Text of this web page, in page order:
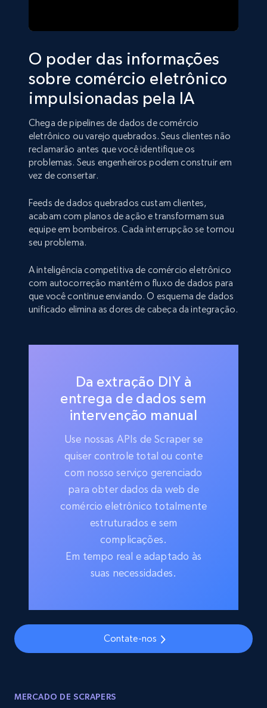
O poder das informações
sobre comércio eletrônico
impulsionadas pela IA
Chega de pipelines de dados de comércio
eletrônico ou varejo quebrados. Seus clientes não
reclamarão antes que você identifique os
problemas. Seus engenheiros podem construir em
vez de consertar.
Feeds de dados quebrados custam clientes,
acabam com planos de ação e transformam sua
equipe em bombeiros. Cada interrupção se tornou
seu problema.
A inteligência competitiva de comércio eletrônico
com autocorreção mantém o fluxo de dados para
que você continue enviando. O esquema de dados
unificado elimina as dores de cabeça da integração.
Da extração DIY à
entrega de dados sem
intervenção manual
Use nossas APIs de Scraper se
quiser controle total ou conte
com nosso serviço gerenciado
para obter dados da web de
comércio eletrônico totalmente
estruturados e sem
complicações.
Em tempo real e adaptado às
suas necessidades.
Contate-nos
MERCADO DE SCRAPERS